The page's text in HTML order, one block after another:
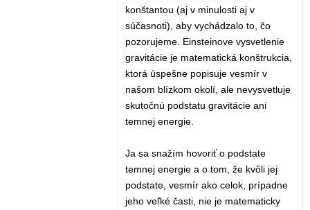
konštantou (aj v minulosti aj v
súčasnoti), aby vychádzalo to, čo
pozorujeme. Einsteinove vysvetlenie
gravitácie je matematická konštrukcia,
ktorá úspešne popisuje vesmír v
našom blízkom okolí, ale nevysvetluje
skutočnú podstatu gravitácie ani
temnej energie.
Ja sa snažím hovoriť o podstate
temnej energie a o tom, že kvôli jej
podstate, vesmír ako celok, prípadne
jeho veľké časti, nie je matematicky